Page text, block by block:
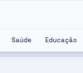
Saúde Educação